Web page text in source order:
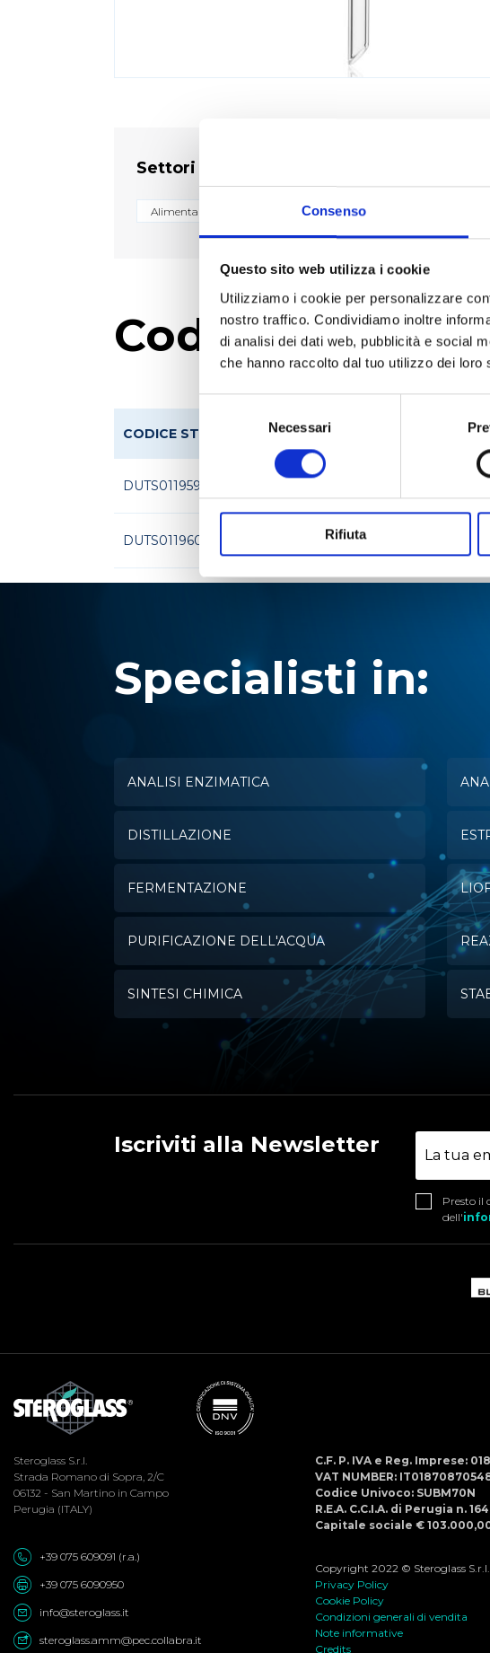
Consenso
Questo sito web utilizza i cookie
Utilizziamo i cookie per personalizzare
nostro traffico. Condividiamo inoltre
di analisi dei dati web, pubblicità e social
che hanno raccolto dal tuo utilizzo dei loro
Necessari
Rifiuta
Settori
Alimentare Ambientale Biologico e diagnostico
Codici prodotto
CODICE STEROGLASS CODICE FORNITORE Ø
DUTS011959
DUTS011960 258540403
Specialisti in:
ANALISI ENZIMATICA
DISTILLAZIONE
FERMENTAZIONE
PURIFICAZIONE DELL'ACQUA
SINTESI CHIMICA
Iscriviti alla Newsletter
Presto il
dell'
Steroglass S.r.l.
Strada Romano di Sopra, 2/C
06132 - San Martino in Campo
Perugia (ITALY)
+39 075 609091 (r.a.)
+39 075 6090950
info@steroglass.it
steroglass.amm@pec.collabra.it
C.F. P. IVA e Reg. Imprese:
VAT NUMBER:
Codice Univoco: SUBM70N
R.E.A. C.C.I.A. di Perugia n.
Capitale sociale €
Copyright 2022 © Steroglass S.r.l.
Privacy Policy
Cookie Policy
Condizioni generali di vendita
Note informative
Credits